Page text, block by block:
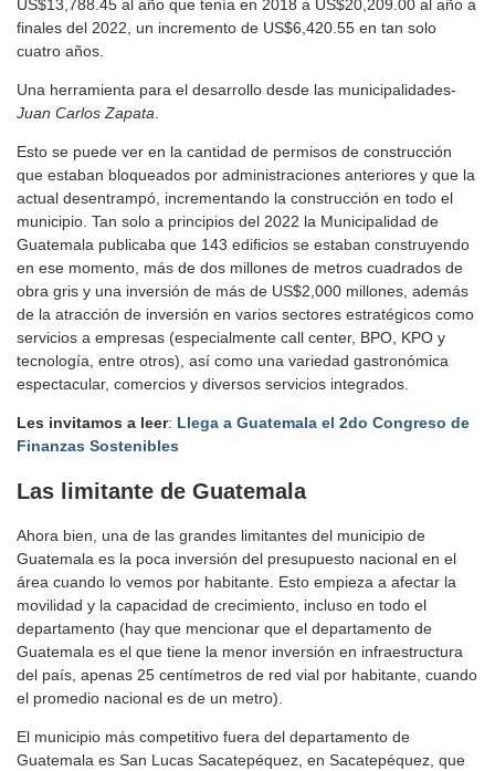
US$13,788.45 al año que tenía en 2018 a US$20,209.00 al año a
finales del 2022, un incremento de US$6,420.55 en tan solo
cuatro años.
Una herramienta para el desarrollo desde las municipalidades-
Juan Carlos Zapata.
Esto se puede ver en la cantidad de permisos de construcción
que estaban bloqueados por administraciones anteriores y que la
actual desentrampó, incrementando la construcción en todo el
municipio. Tan solo a principios del 2022 la Municipalidad de
Guatemala publicaba que 143 edificios se estaban construyendo
en ese momento, más de dos millones de metros cuadrados de
obra gris y una inversión de más de US$2,000 millones, además
de la atracción de inversión en varios sectores estratégicos como
servicios a empresas (especialmente call center, BPO, KPO y
tecnología, entre otros), así como una variedad gastronómica
espectacular, comercios y diversos servicios integrados.
Les invitamos a leer: Llega a Guatemala el 2do Congreso de
Finanzas Sostenibles
Las limitante de Guatemala
Ahora bien, una de las grandes limitantes del municipio de
Guatemala es la poca inversión del presupuesto nacional en el
área cuando lo vemos por habitante. Esto empieza a afectar la
movilidad y la capacidad de crecimiento, incluso en todo el
departamento (hay que mencionar que el departamento de
Guatemala es el que tiene la menor inversión en infraestructura
del país, apenas 25 centímetros de red vial por habitante, cuando
el promedio nacional es de un metro).
El municipio más competitivo fuera del departamento de
Guatemala es San Lucas Sacatepéquez, en Sacatepéquez, que